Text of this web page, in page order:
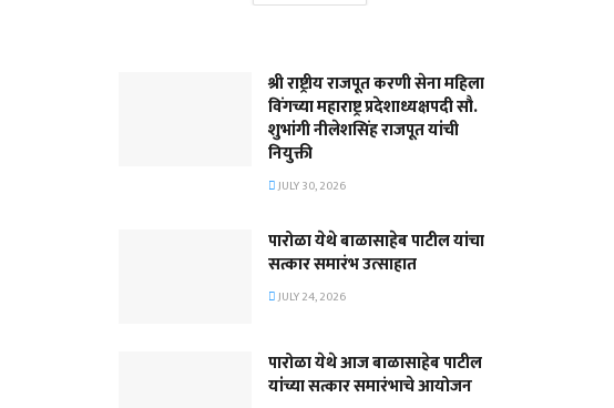
श्री राष्ट्रीय राजपूत करणी सेना महिला
विंगच्या महाराष्ट्र प्रदेशाध्यक्षपदी सौ.
शुभांगी नीलेशसिंह राजपूत यांची
नियुक्ती
JULY 30, 2026
पारोळा येथे बाळासाहेब पाटील यांचा
सत्कार समारंभ उत्साहात
JULY 24, 2026
पारोळा येथे आज बाळासाहेब पाटील
यांच्या सत्कार समारंभाचे आयोजन